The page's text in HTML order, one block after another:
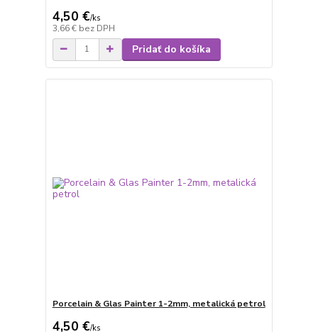
4,50 €/ks
3,66 € bez DPH
Pridať do košíka
Porcelain & Glas Painter 1-2mm, metalická petrol
4,50 €/ks